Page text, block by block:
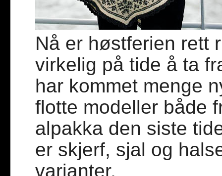
Nå er høstferien rett
virkelig på tide å ta
har kommet menge
flotte modeller både
alpakka den siste
er skjerf, sjal og
varianter.